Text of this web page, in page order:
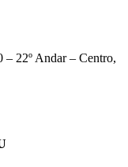
22º Andar – Centro,